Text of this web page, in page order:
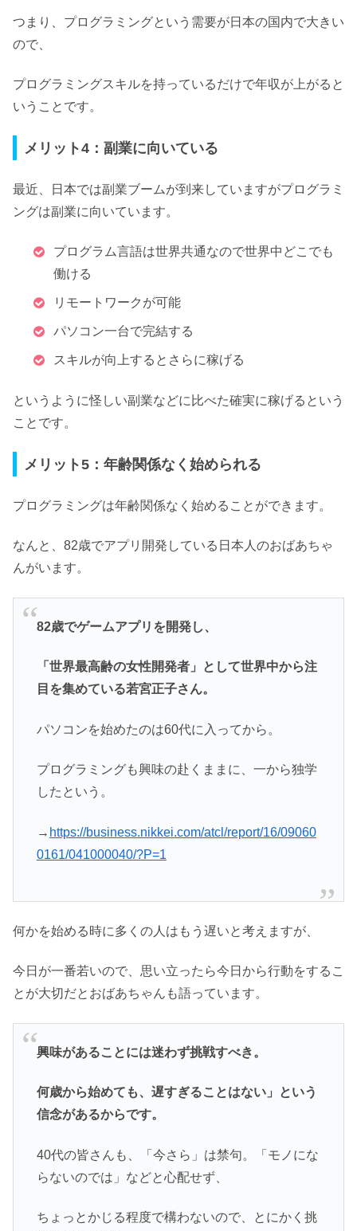
つまり、プログラミングという需要が日本の国内で大きい
ので、
プログラミングスキルを持っているだけで年収が上がると
いうことです。
メリット4：副業に向いている
最近、日本では副業ブームが到来していますがプログラミ
ングは副業に向いています。
プログラム言語は世界共通なので世界中どこでも
働ける
リモートワークが可能
パソコン一台で完結する
スキルが向上するとさらに稼げる
というように怪しい副業などに比べた確実に稼げるという
ことです。
メリット5：年齢関係なく始められる
プログラミングは年齢関係なく始めることができます。
なんと、82歳でアプリ開発している日本人のおばあちゃ
んがいます。
82歳でゲームアプリを開発し、
「世界最高齢の女性開発者」として世界中から注
目を集めている若宮正子さん。
パソコンを始めたのは60代に入ってから。
プログラミングも興味の赴くままに、一から独学
したという。
→ https://business.nikkei.com/atcl/report/16/09060
0161/041000040/?P=1
何かを始める時に多くの人はもう遅いと考えますが、
今日が一番若いので、思い立ったら今日から行動をするこ
とが大切だとおばあちゃんも語っています。
興味があることには迷わず挑戦すべき。
何歳から始めても、遅すぎることはない」という
信念があるからです。
40代の皆さんも、「今さら」は禁句。「モノにな
らないのでは」などと心配せず、
ちょっとかじる程度で構わないので、とにかく挑